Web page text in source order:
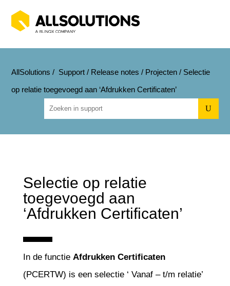
AllSolutions / Support/ Release notes / Projecten / Selectie
op relatie toegevoegd aan ‘Afdrukken Certificaten’
U
Selectie op relatie
toegevoegd aan
‘Afdrukken Certificaten’
In de functie Afdrukken Certificaten
(PCERTW) is een selectie ‘ Vanaf – t/m relatie’